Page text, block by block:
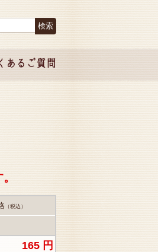
あるご質問
（税込）
165 円